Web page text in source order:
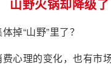
山野火锅却降级了
掉“山野”里了？
心理的变化，也有市